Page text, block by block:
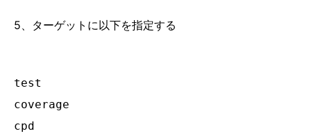
5、ターゲットに以下を指定する
test
coverage
cpd